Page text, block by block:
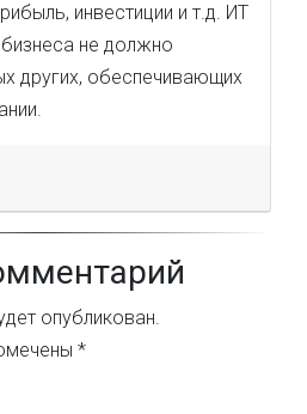
инвестиции и т.д. ИТ
не должно
других, обеспечивающих
опубликован.
*